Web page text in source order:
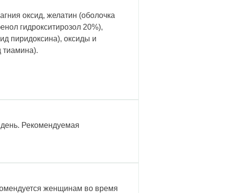
оксид, желатин (оболочка
гидрокситирозол 20%),
пиридоксина), оксиды и
тиамина).
Рекомендуемая
женщинам во время